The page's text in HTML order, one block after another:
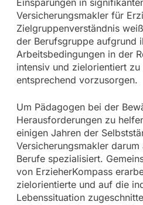
Versicherungsmakler für
Zielgruppenverständnis
der Berufsgruppe aufgrund
Arbeitsbedingungen in der
intensiv und zielorientiert
entsprechend vorzusorgen.
Um Pädagogen bei der
Herausforderungen zu
einigen Jahren der
Versicherungsmakler
Berufe spezialisiert.
von ErzieherKompass
zielorientierte und auf die
Lebenssituation